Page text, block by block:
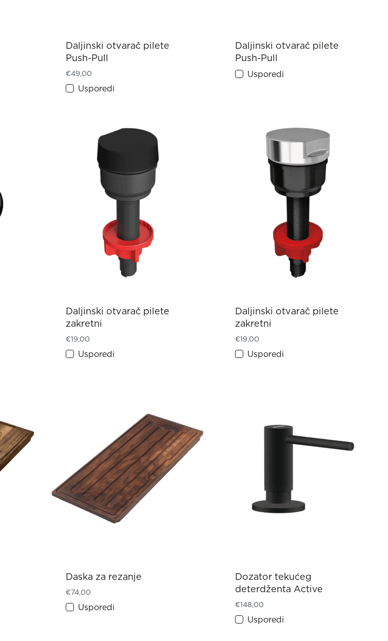
Daljinski otvarač pilete
Push-Pull
€49,00
Usporedi
Daljinski otvarač pilete
Push-Pull
Usporedi
Daljinski otvarač pilete
zakretni
€19,00
Usporedi
Daljinski otvarač pilete
zakretni
€19,00
Usporedi
Daska za rezanje
€74,00
Usporedi
Dozator tekućeg
deterdženta Active
€148,00
Usporedi